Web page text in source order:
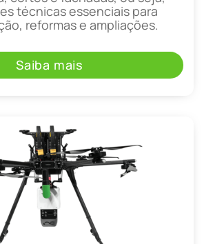
técnicas essenciais para
reformas e ampliações.
Saiba mais